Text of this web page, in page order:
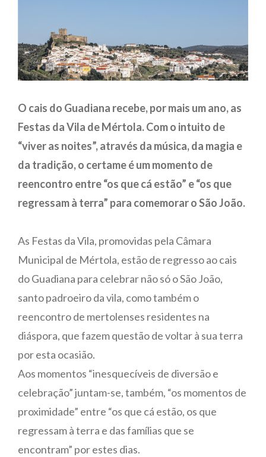
O cais do Guadiana recebe, por mais um ano, as
Festas da Vila de Mértola. Com o intuito de
“viver as noites”, através da música, da magia e
da tradição, o certame é um momento de
reencontro entre “os que cá estão” e “os que
regressam à terra” para comemorar o São João.
As Festas da Vila, promovidas pela Câmara
Municipal de Mértola, estão de regresso ao cais
do Guadiana para celebrar não só o São João,
santo padroeiro da vila, como também o
reencontro de mertolenses residentes na
diáspora, que fazem questão de voltar à sua terra
por esta ocasião.
Aos momentos “inesquecíveis de diversão e
celebração” juntam-se, também, “os momentos de
proximidade” entre “os que cá estão, os que
regressam à terra e das famílias que se
encontram” por estes dias.